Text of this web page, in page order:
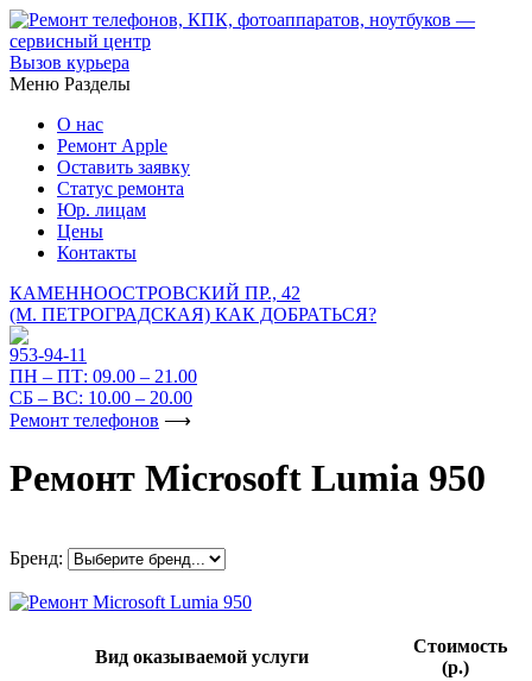
Вызов курьера
Меню Разделы
О нас
Ремонт Apple
Оставить заявку
Статус ремонта
Юр. лицам
Цены
Контакты
КАМЕННООСТРОВСКИЙ ПР., 42
(М. ПЕТРОГРАДСКАЯ) КАК ДОБРАТЬСЯ?
953-94-11
ПН – ПТ: 09.00 – 21.00
СБ – ВС: 10.00 – 20.00
Ремонт телефонов ⟶
Ремонт Microsoft Lumia 950
Бренд:
Вид оказываемой услуги
Стоимость
(р.)